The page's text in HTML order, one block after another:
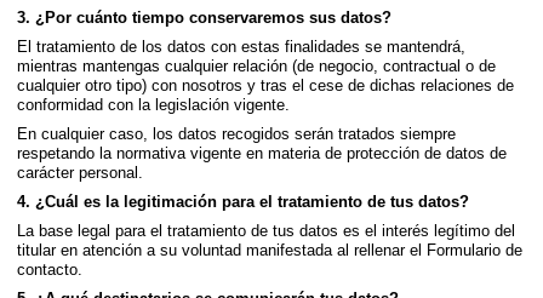
3. ¿Por cuánto tiempo conservaremos sus datos?
El tratamiento de los datos con estas finalidades se mantendrá,
mientras mantengas cualquier relación (de negocio, contractual o de
cualquier otro tipo) con nosotros y tras el cese de dichas relaciones de
conformidad con la legislación vigente.
En cualquier caso, los datos recogidos serán tratados siempre
respetando la normativa vigente en materia de protección de datos de
carácter personal.
4. ¿Cuál es la legitimación para el tratamiento de tus datos?
La base legal para el tratamiento de tus datos es el interés legítimo del
titular en atención a su voluntad manifestada al rellenar el Formulario de
contacto.